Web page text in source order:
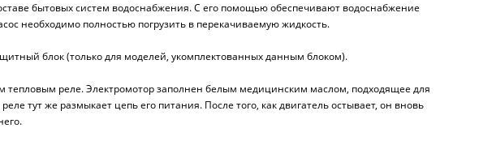
бытовых систем водоснабжения. С его помощью обеспечивают водоснабжение
необходимо полностью погрузить в перекачиваемую жидкость.
блок (только для моделей, укомплектованных данным блоком).
реле. Электромотор заполнен белым медицинским маслом, подходящее для
тут же размыкает цепь его питания. После того, как двигатель остывает, он вновь